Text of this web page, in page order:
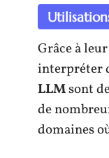
Grâce à
interpréter
LLMsont
de
domaines